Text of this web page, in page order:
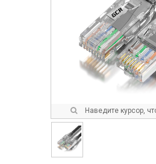
Наведите курсор,